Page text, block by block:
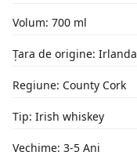
Volum: 700 ml
Țara de origine: Irlanda
Regiune: County Cork
Tip: Irish whiskey
Vechime: 3-5 Ani